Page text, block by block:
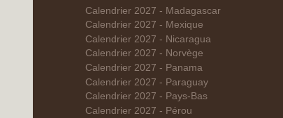
Calendrier 2027 - Madagascar
Calendrier 2027 - Mexique
Calendrier 2027 - Nicaragua
Calendrier 2027 - Norvège
Calendrier 2027 - Panama
Calendrier 2027 - Paraguay
Calendrier 2027 - Pays-Bas
Calendrier 2027 - Pérou